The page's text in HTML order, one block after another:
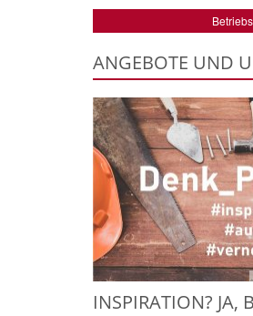
ANGEBOTE UND
INSPIRATION? JA,